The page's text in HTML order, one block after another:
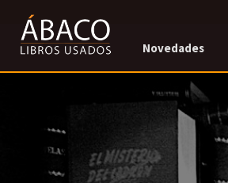
Novedades